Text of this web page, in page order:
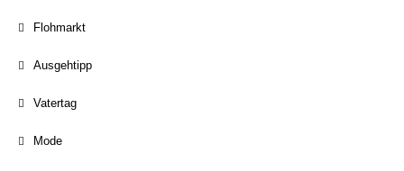
Flohmarkt
Ausgehtipp
Vatertag
Mode